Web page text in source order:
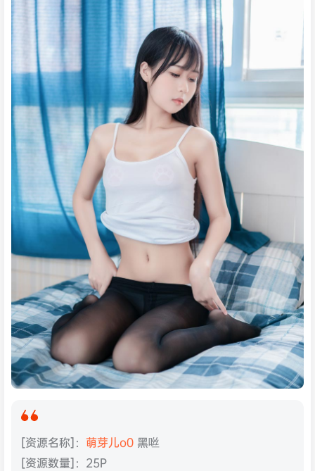
[资源名称]： 萌芽儿o0 黑咝
[资源数量]：25P